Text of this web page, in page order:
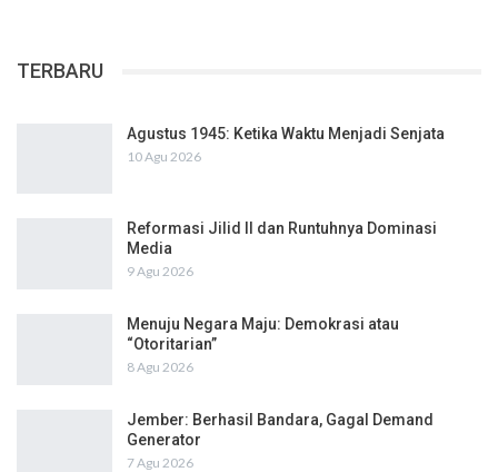
TERBARU
Agustus 1945: Ketika Waktu Menjadi Senjata
10 Agu 2026
Reformasi Jilid II dan Runtuhnya Dominasi
Media
9 Agu 2026
Menuju Negara Maju: Demokrasi atau
“Otoritarian”
8 Agu 2026
Jember: Berhasil Bandara, Gagal Demand
Generator
7 Agu 2026